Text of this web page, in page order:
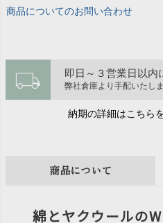
商品についてのお問い合わせ
local_shipping 即日～３営業日以内
弊社倉庫より手配いたしま
納期の詳細はこちら
商品について
綿とヤクウールの